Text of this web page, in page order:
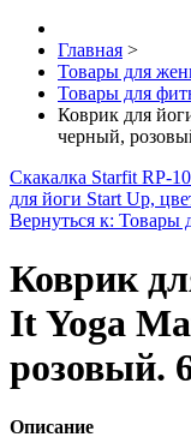
Главная >
Товары для
Товары для
Коврик для
черный,
Скакалка Starfit RP-
для йоги Start Up,
Вернуться к: Товары
Коврик
It Yoga
розовый.
Описание